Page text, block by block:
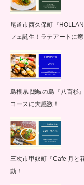
尾道市西久保町『
フェ誕生！ラテアートに
島根県 隠岐の島『八百杉
コースに大感激！
三次市甲奴町『Cafe 月と
動！